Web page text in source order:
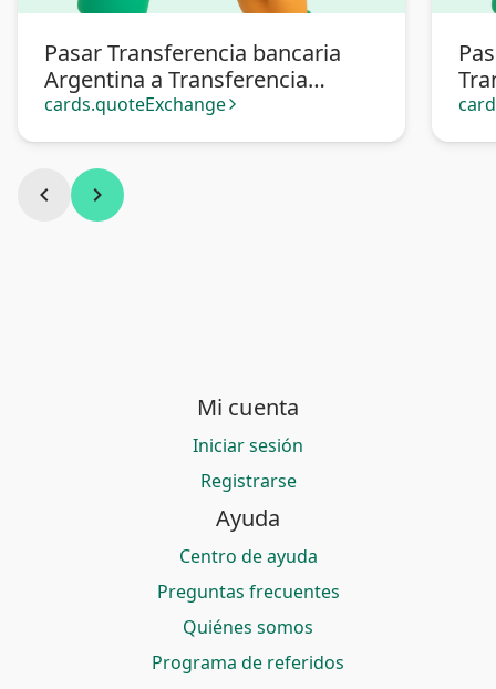
Pasar Transferencia bancaria
Argentina a Transferencia
bancaria México
cards.quoteExchange arrow_forward_ios
chevron_left chevron_right
Mi cuenta
Iniciar sesión
Registrarse
Ayuda
Centro de ayuda
Preguntas frecuentes
Quiénes somos
Programa de referidos